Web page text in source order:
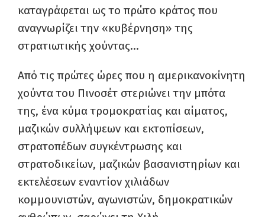
καταγράφεται ως το πρώτο κράτος που
αναγνωρίζει την «κυβέρνηση» της
στρατιωτικής χούντας…
Από τις πρώτες ώρες που η αμερικανοκίνητη
χούντα του Πινοσέτ στεριώνει την μπότα
της, ένα κύμα τρομοκρατίας και αίματος,
μαζικών συλλήψεων και εκτοπίσεων,
στρατοπέδων συγκέντρωσης και
στρατοδικείων, μαζικών βασανιστηρίων και
εκτελέσεων εναντίον χιλιάδων
κομμουνιστών, αγωνιστών, δημοκρατικών